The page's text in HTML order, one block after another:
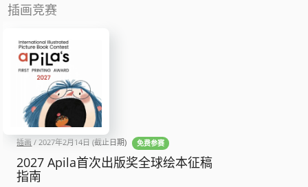
插画竞赛
插画 /2027年2月14日 (截止日期) 免费参赛
2027 Apila首次出版奖全球绘本征稿
指南